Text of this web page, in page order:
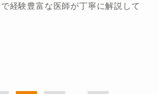
経験豊富な医師が丁寧に解説して